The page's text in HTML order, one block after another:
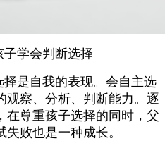
学会判断选择
择是自我的表现。会自主选
观察、分析、判断能力。逐
在尊重孩子选择的同时，父
败也是一种成长。